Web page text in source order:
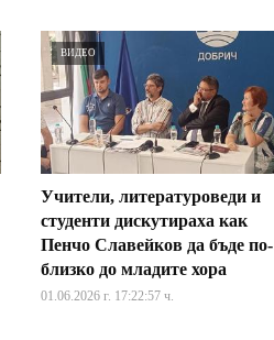
ВИДЕО
Учители, литературоведи и
студенти дискутираха как
Пенчо Славейков да бъде по-
близко до младите хора
01.06.2026 г. 17:22:57 ч.